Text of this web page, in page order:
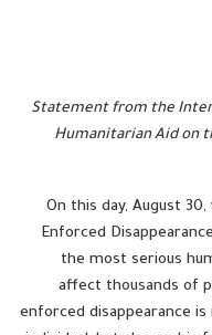
Statement from the
Humanitarian Aid on
On this day, August
Enforced
the most serious
affect thousands of
enforced disappearance